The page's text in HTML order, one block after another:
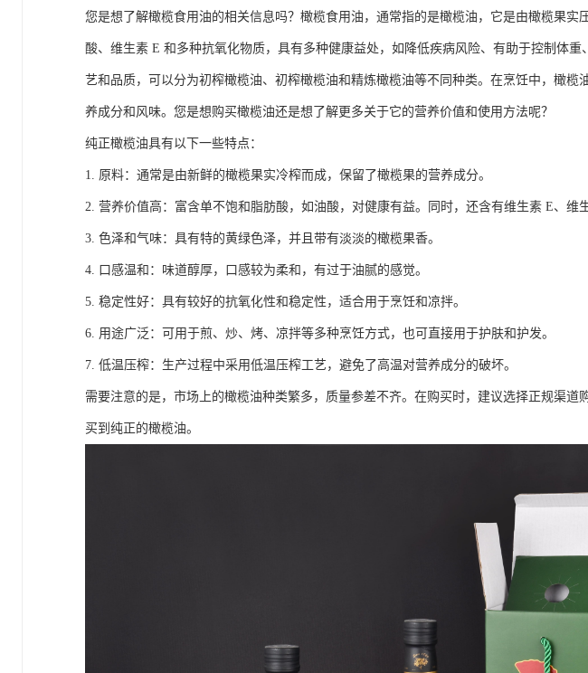
您是想了解橄榄食用油的相关信息吗？橄榄食用油，通常指的是橄榄油，它是由橄榄果实
酸、维生素 E 和多种抗氧化物质，具有多种健康益处，如降低疾病风险、有助于控制体
艺和品质，可以分为初榨橄榄油、初榨橄榄油和精炼橄榄油等不同种类。在烹饪中，橄榄
养成分和风味。您是想购买橄榄油还是想了解更多关于它的营养价值和使用方法呢？
纯正橄榄油具有以下一些特点：
1. 原料：通常是由新鲜的橄榄果实冷榨而成，保留了橄榄果的营养成分。
2. 营养价值高：富含单不饱和脂肪酸，如油酸，对健康有益。同时，还含有维生素 E、维
3. 色泽和气味：具有特的黄绿色泽，并且带有淡淡的橄榄果香。
4. 口感温和：味道醇厚，口感较为柔和，有过于油腻的感觉。
5. 稳定性好：具有较好的抗氧化性和稳定性，适合用于烹饪和凉拌。
6. 用途广泛：可用于煎、炒、烤、凉拌等多种烹饪方式，也可直接用于护肤和护发。
7. 低温压榨：生产过程中采用低温压榨工艺，避免了高温对营养成分的破坏。
需要注意的是，市场上的橄榄油种类繁多，质量参差不齐。在购买时，建议选择正规渠道
买到纯正的橄榄油。